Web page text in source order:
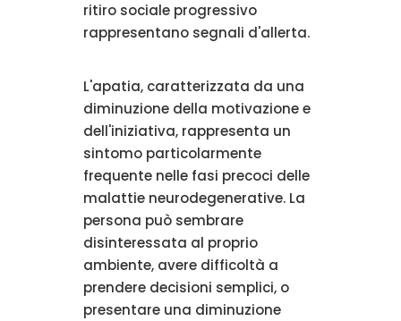
ritiro sociale progressivo
rappresentano segnali d'allerta.
L'apatia, caratterizzata da una
diminuzione della motivazione e
dell'iniziativa, rappresenta un
sintomo particolarmente
frequente nelle fasi precoci delle
malattie neurodegenerative. La
persona può sembrare
disinteressata al proprio
ambiente, avere difficoltà a
prendere decisioni semplici, o
presentare una diminuzione